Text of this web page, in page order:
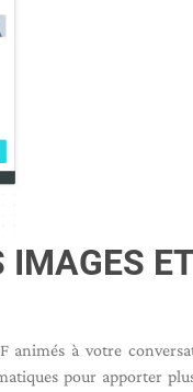
IMAGES ET
animés à votre
pour apporter